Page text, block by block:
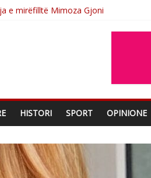
Shala -BOLL MO
nderohet me mirenjohje nga Xhevdet
HISTORI SPORT OPINIONE